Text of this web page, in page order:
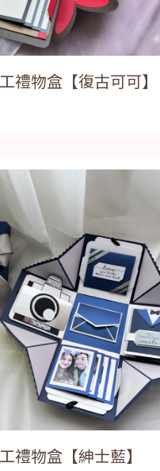
禮物盒【復古可可】
禮物盒【紳士藍】